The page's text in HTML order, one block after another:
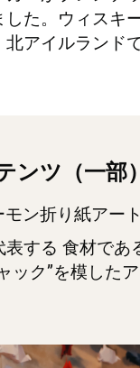
た。ウィスキ
アイルランド
ンツ（一部
モン折り紙アー
する 食材であ
ック”を模した